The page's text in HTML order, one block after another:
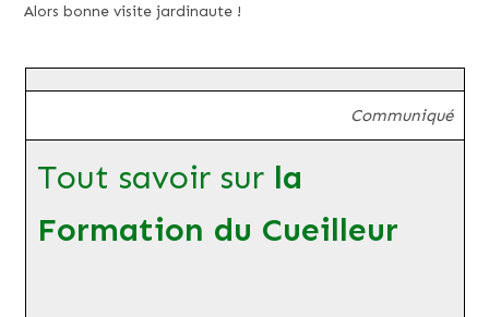
Alors bonne visite jardinaute !
Communiqué
Tout savoir sur la
Formation du Cueilleur